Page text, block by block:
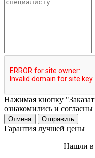
Нажимая кнопку
ознакомились и согласны
Отмена Отправить
Гарантия лучшей цены
Нашли в